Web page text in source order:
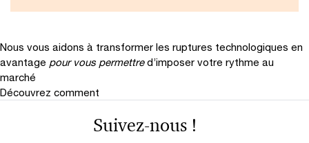
Nous vous aidons à transformer les ruptures technologiques en
avantage pour vous permettre d’imposer votre rythme au
marché
Découvrez comment
Suivez-nous !